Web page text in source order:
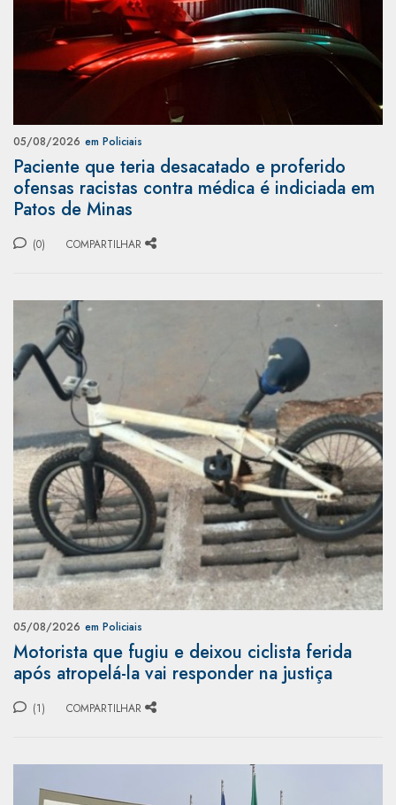
05/08/2026 em Policiais
Paciente que teria desacatado e proferido
ofensas racistas contra médica é indiciada em
Patos de Minas
(0) COMPARTILHAR
05/08/2026 em Policiais
Motorista que fugiu e deixou ciclista ferida
após atropelá-la vai responder na justiça
(1) COMPARTILHAR